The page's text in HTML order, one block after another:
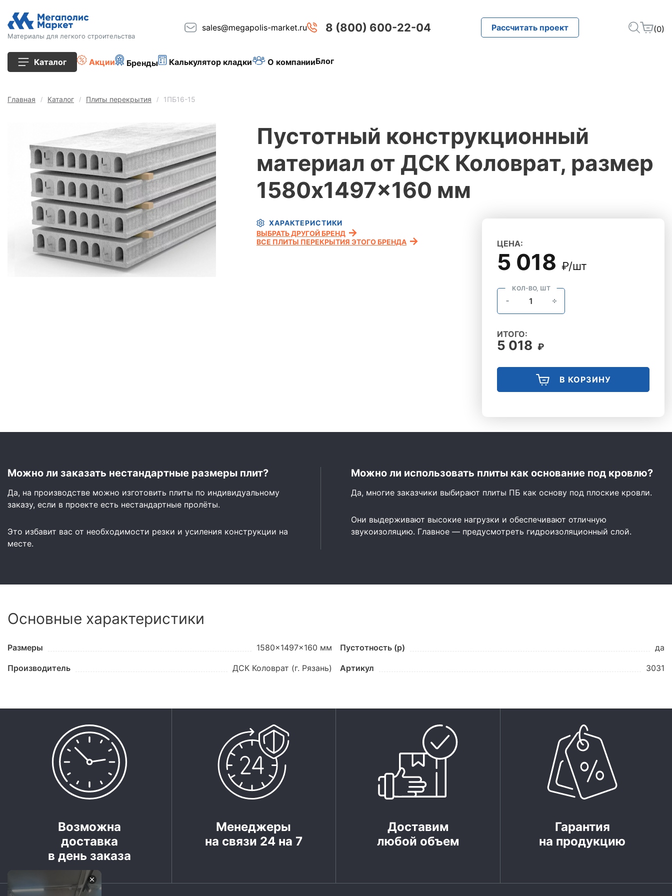
Материалы для легкого строительства
sales@megapolis-market.ru 8 (800) 600-22-04 Рассчитать проект (0)
Каталог
Кирпич
Плиты перекрытия
Сопутствующие товары
Тротуарная плитка
Сайдинг
Металлочерепица
Акции Бренды Калькулятор кладки О компанииБлог
Главная Каталог Плиты перекрытия 1ПБ16-15
Пустотный конструкционный
материал от ДСК Коловрат, размер
1580x1497x160 мм
ХАРАКТЕРИСТИКИ
ВЫБРАТЬ ДРУГОЙ БРЕНД
ВСЕ ПЛИТЫ ПЕРЕКРЫТИЯ ЭТОГО БРЕНДА
ЦЕНА:
5 018 ₽/шт
КОЛ-ВО, ШТ
ИТОГО:
5 018 ₽
В КОРЗИНУ
Можно ли заказать нестандартные размеры плит?
Да, на производстве можно изготовить плиты по индивидуальному
заказу, если в проекте есть нестандартные пролёты.
Это избавит вас от необходимости резки и усиления конструкции на
месте.
Можно ли использовать плиты как основание под кровлю?
Да, многие заказчики выбирают плиты ПБ как основу под плоские кровли.
Они выдерживают высокие нагрузки и обеспечивают отличную
звукоизоляцию. Главное — предусмотреть гидроизоляционный слой.
Основные характеристики
Размеры 1580x1497x160 мм
Производитель ДСК Коловрат (г. Рязань)
Пустотность (p) да
Артикул 3031
Возможна
доставка
в день заказа
Менеджеры
на связи 24 на 7
Доставим
любой объем
Гарантия
на продукцию